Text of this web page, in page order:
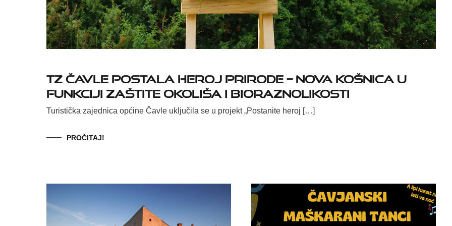
TZ Čavle postala heroj prirode – nova košnica u
funkciji zaštite okoliša i bioraznolikosti
Turistička zajednica općine Čavle uključila se u projekt „Postanite heroj […]
PROČITAJ!